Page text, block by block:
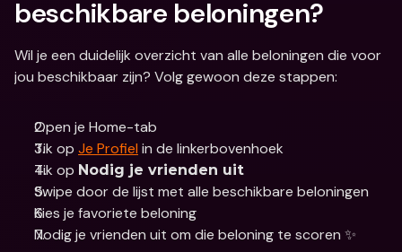
beschikbare beloningen?
Wil je een duidelijk overzicht van alle beloningen die voor
jou beschikbaar zijn? Volg gewoon deze stappen:
Open je Home-tab
Tik op Je Profiel in de linkerbovenhoek
Tik op Nodig je vrienden uit
Swipe door de lijst met alle beschikbare beloningen
Kies je favoriete beloning
Nodig je vrienden uit om die beloning te scoren ✨